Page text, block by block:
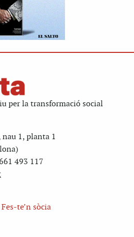
per la transformació social
nau 1, planta 1
493 117
te’n sòcia